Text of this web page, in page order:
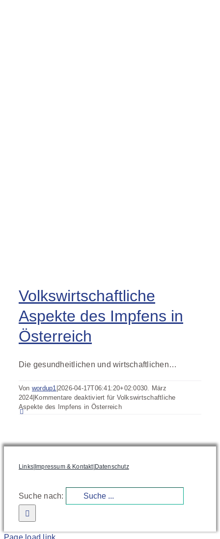
Volkswirtschaftliche
Aspekte des Impfens in
Österreich
Die gesundheitlichen und wirtschaftlichen…
Von wordup1 2026-04-17T06:41:20+02:0030. März
2024| Kommentare deaktiviert für Volkswirtschaftliche
Aspekte des Impfens in Österreich
Links| Impressum & Kontakt| Datenschutz
Suche nach:
Page load link